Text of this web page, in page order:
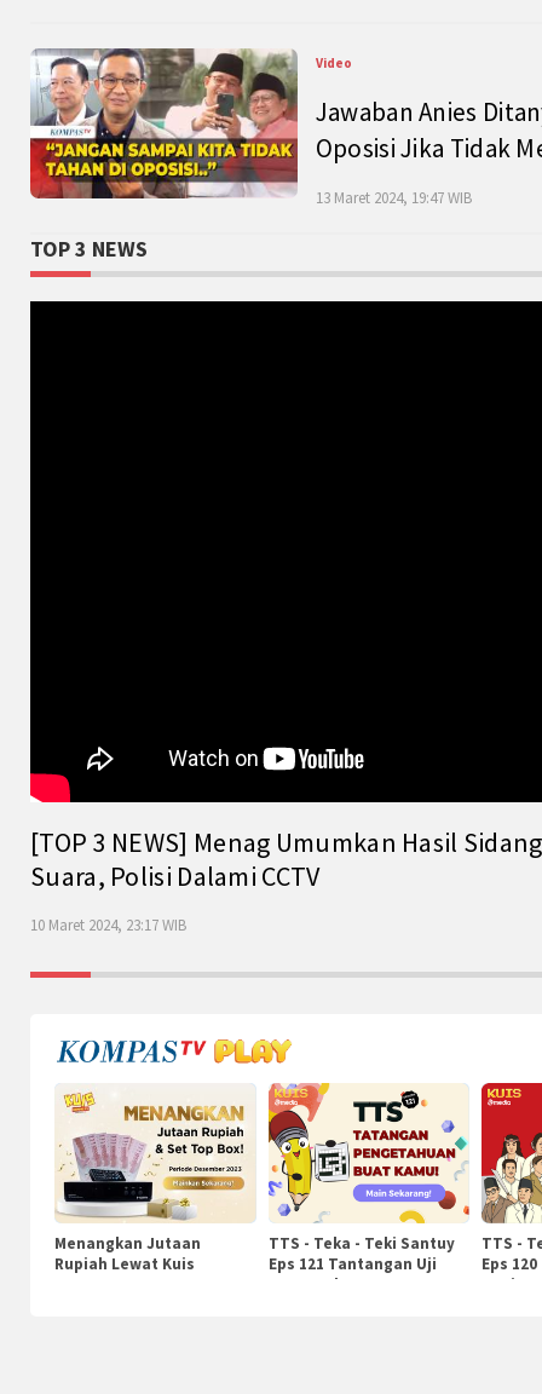
Video
Jawaban Anies
Oposisi Jika Tidak
13 Maret 2024, 19:47 WIB
TOP 3 NEWS
[TOP 3 NEWS] Menag Umumkan Hasil
Suara, Polisi Dalami CCTV
10 Maret 2024, 23:17 WIB
Menangkan Jutaan
Rupiah Lewat Kuis
TTS - Teka - Teki Santuy
Eps 121 Tantangan Uji
Pengetahuan
TTS -
Eps